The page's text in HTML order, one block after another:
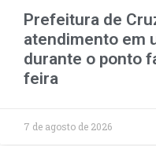
Prefeitura de
atendimento em
durante o ponto
feira
7 de agosto de 2026